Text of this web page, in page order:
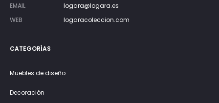
EMAIL
logara@logara.es
WEB
logaracoleccion.com
CATEGORÍAS
Muebles de diseño
Decoración